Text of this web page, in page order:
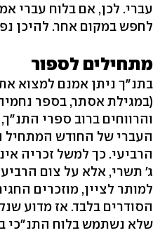
עברי. לכן, אם בלוח עברי
לחפש במקום אחר. להיכן
מתחילים לספור
בתנ"ך ניתן אמנם למצוא
(במגילת אסתר, בספר
והרווחים ברוב ספרי
העברי של החודש המתחיל
הרביעי. כך למשל זכריה
ג' תשרי, אלא על צום
למותר לציין, מוזכרים
הסודרים בלבד. אז מדוע
שלא נשתמש בלוח התנ"כי